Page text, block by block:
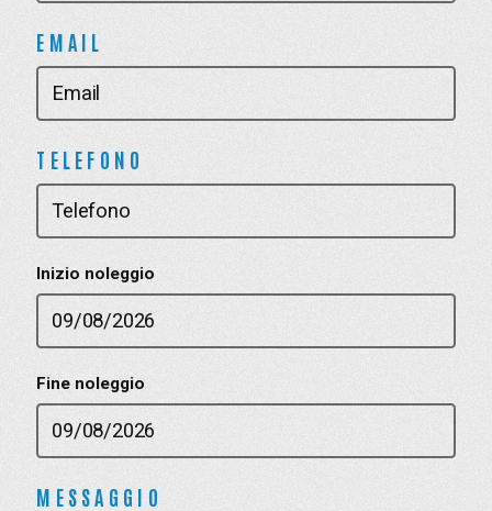
EMAIL
TELEFONO
Inizio noleggio
Fine noleggio
MESSAGGIO